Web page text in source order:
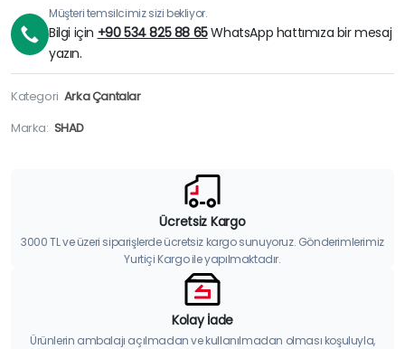
Müşteri temsilcimiz sizi bekliyor.
Bilgi için +90 534 825 88 65WhatsApp hattımıza bir mesaj
yazın.
Kategori Arka Çantalar
Marka: SHAD
Ücretsiz Kargo
3000 TL ve üzeri siparişlerde ücretsiz kargo sunuyoruz. Gönderimlerimiz
Yurtiçi Kargo ile yapılmaktadır.
Kolay İade
Ürünlerin ambalajı açılmadan ve kullanılmadan olması koşuluyla,